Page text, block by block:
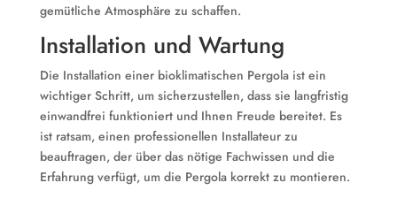
gemütliche Atmosphäre zu schaffen.
Installation und Wartung
Die Installation einer bioklimatischen Pergola ist ein
wichtiger Schritt, um sicherzustellen, dass sie langfristig
einwandfrei funktioniert und Ihnen Freude bereitet. Es
ist ratsam, einen professionellen Installateur zu
beauftragen, der über das nötige Fachwissen und die
Erfahrung verfügt, um die Pergola korrekt zu montieren.